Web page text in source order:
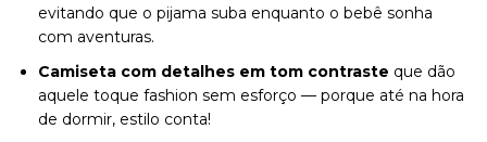
evitando que o pijama suba enquanto o bebê sonha
com aventuras.
Camiseta com detalhes em tom contraste que dão
aquele toque fashion sem esforço — porque até na hora
de dormir, estilo conta!